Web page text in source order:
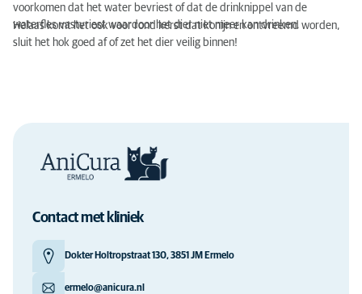
voorkomen dat het water bevriest of dat de drinknippel van de
waterfles vastvriest waardoor het dier niet meer kan drinken.
Helaas komt het ook voor rond kerst dat konijn en ontvreemd worden,
sluit het hok goed af of zet het dier veilig binnen!
Contact met kliniek
Dokter Holtropstraat 130, 3851 JM Ermelo
ermelo@anicura.nl